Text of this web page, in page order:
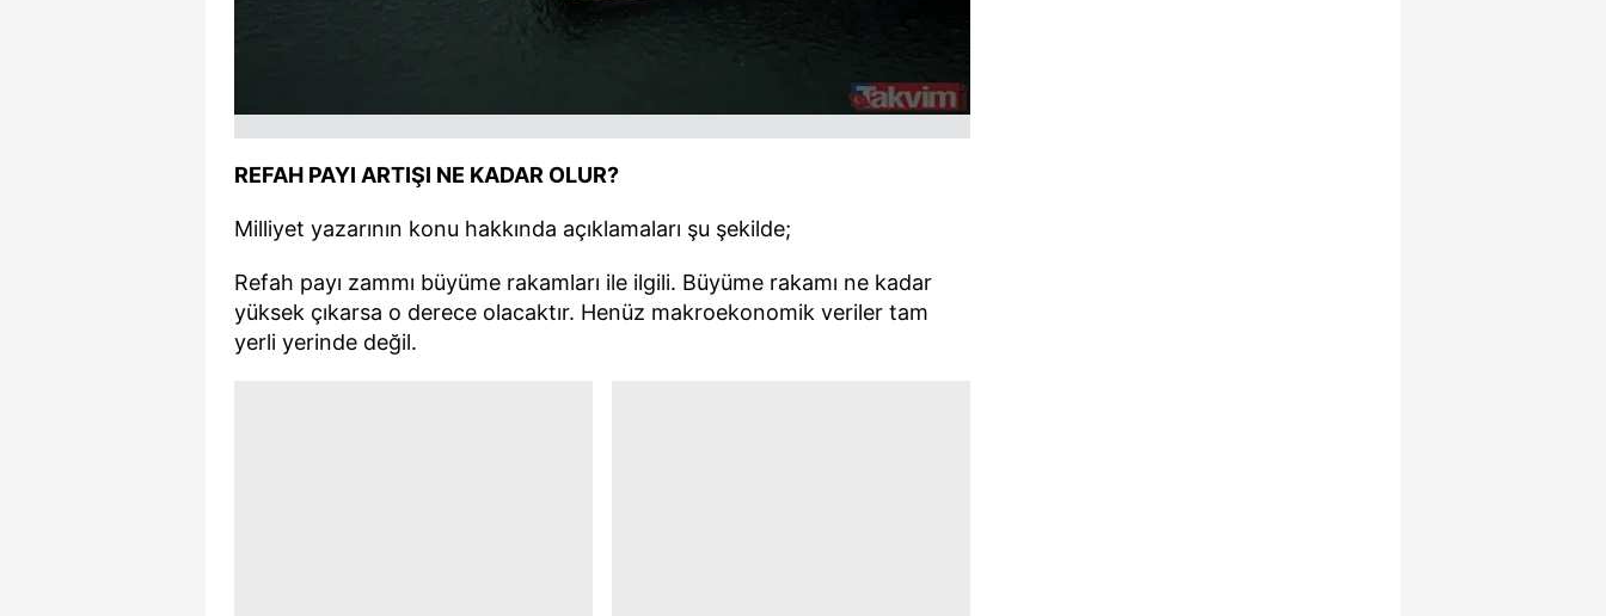
REFAH PAYI ARTIŞI NE KADAR OLUR?
Milliyet yazarının konu hakkında açıklamaları şu şekilde;
Refah payı zammı büyüme rakamları ile ilgili. Büyüme rakamı ne kadar
yüksek çıkarsa o derece olacaktır. Henüz makroekonomik veriler tam
yerli yerinde değil.